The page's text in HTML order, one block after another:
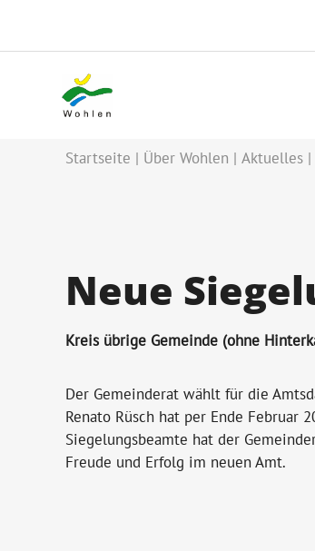
Startseite Über Wohlen Aktuelles
Neue
Kreis übrige Gemeinde (ohne
Der Gemeinderat wählt für die
Renato Rüsch hat per Ende Februar
Siegelungsbeamte hat der
Freude und Erfolg im neuen Amt.